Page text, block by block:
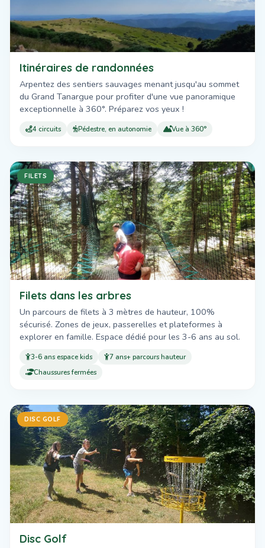
Itinéraires de randonnées
Arpentez des sentiers sauvages menant jusqu'au sommet
du Grand Tanargue pour profiter d'une vue panoramique
exceptionnelle à 360°. Préparez vos yeux !
4 circuits Pédestre, en autonomie Vue à 360°
FILETS
Filets dans les arbres
Un parcours de filets à 3 mètres de hauteur, 100%
sécurisé. Zones de jeux, passerelles et plateformes à
explorer en famille. Espace dédié pour les 3-6 ans au sol.
3-6 ans espace kids
7 ans+ parcours hauteur
Chaussures fermées
DISC GOLF
Disc Golf